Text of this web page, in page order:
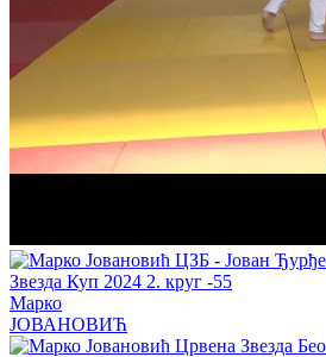
Марко
ЈОВАНОВИЋ